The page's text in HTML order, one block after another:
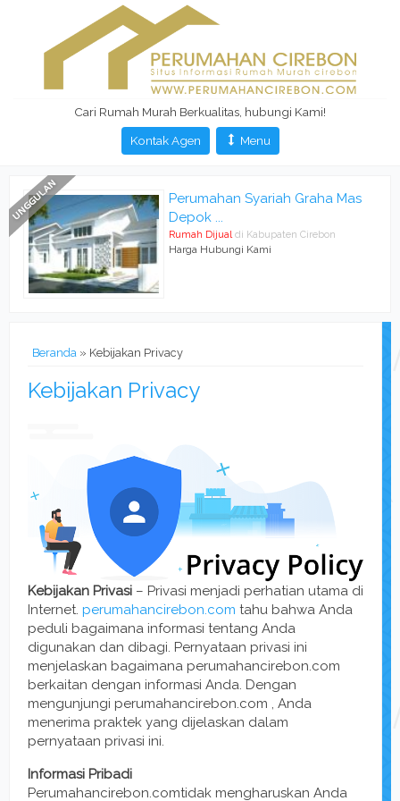
Cari Rumah Murah Berkualitas, hubungi Kami!
Kontak Agen
Menu
Perumahan Syariah Graha Mas
Depok ...
Rumah Dijual di Kabupaten Cirebon
Harga Hubungi Kami
Beranda » Kebijakan Privacy
Kebijakan Privacy
Kebijakan Privasi – Privasi menjadi perhatian utama di
Internet. perumahancirebon.com tahu bahwa Anda
peduli bagaimana informasi tentang Anda
digunakan dan dibagi. Pernyataan privasi ini
menjelaskan bagaimana perumahancirebon.com
berkaitan dengan informasi Anda. Dengan
mengunjungi perumahancirebon.com , Anda
menerima praktek yang dijelaskan dalam
pernyataan privasi ini.
Informasi Pribadi
Perumahancirebon.comtidak mengharuskan Anda